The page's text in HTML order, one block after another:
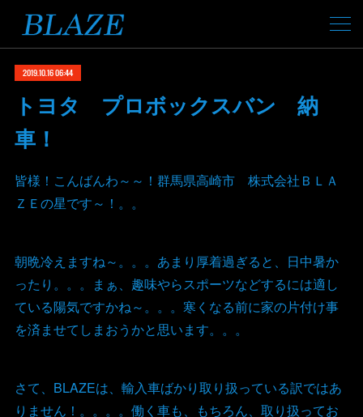
2019.10.16 06:44
トヨタ プロボックスバン 納
車！
皆様！こんばんわ～～！群馬県高崎市 株式会社ＢＬＡ
ＺＥの星です～！。。
朝晩冷えますね～。。。あまり厚着過ぎると、日中暑か
ったり。。。まぁ、趣味やらスポーツなどするには適し
ている陽気ですかね～。。。寒くなる前に家の片付け事
を済ませてしまおうかと思います。。。
さて、BLAZEは、輸入車ばかり取り扱っている訳ではあ
りません！。。。。働く車も、もちろん、取り扱ってお